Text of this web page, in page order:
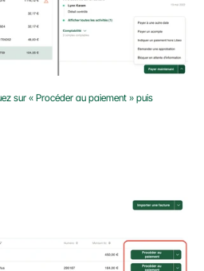
sur « Procéder au paiement » puis